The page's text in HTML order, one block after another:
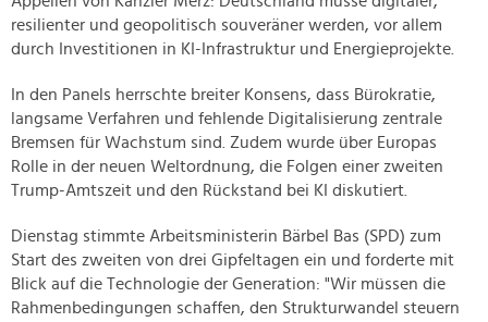
resilienter und geopolitisch souveräner werden, vor allem
durch Investitionen in KI-Infrastruktur und Energieprojekte.
In den Panels herrschte breiter Konsens, dass Bürokratie,
langsame Verfahren und fehlende Digitalisierung zentrale
Bremsen für Wachstum sind. Zudem wurde über Europas
Rolle in der neuen Weltordnung, die Folgen einer zweiten
Trump-Amtszeit und den Rückstand bei KI diskutiert.
Dienstag stimmte Arbeitsministerin Bärbel Bas (SPD) zum
Start des zweiten von drei Gipfeltagen ein und forderte mit
Blick auf die Technologie der Generation: "Wir müssen die
Rahmenbedingungen schaffen, den Strukturwandel steuern